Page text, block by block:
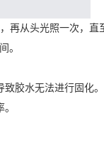
再从头光照一次，直
。
胶水无法进行固化